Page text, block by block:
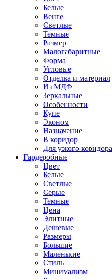
Белые
Венге
Светлые
Темные
Размер
Малогабаритные
Форма
Угловые
Отделка и материал
Из МДФ
Зеркальные
Особенности
Купе
Эконом
Назначение
В коридор
Для узкого коридора
Гардеробные
Цвет
Белые
Светлые
Серые
Темные
Цена
Элитные
Дешевые
Размеры
Большие
Маленькие
Стиль
Минимализм